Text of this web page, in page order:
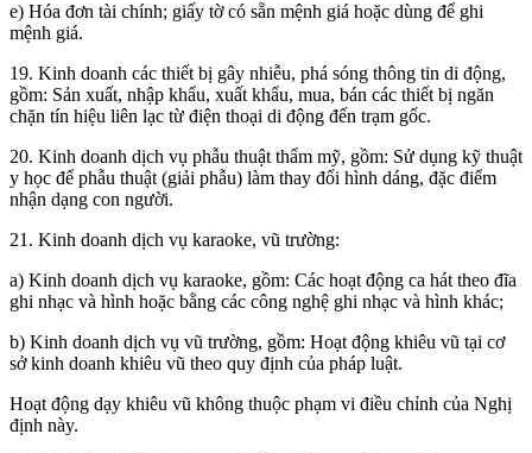
e) Hóa đơn tài chính; giấy tờ có sẵn mệnh giá hoặc dùng để ghi
mệnh giá.
19. Kinh doanh các thiết bị gây nhiễu, phá sóng thông tin di động,
gồm: Sản xuất, nhập khẩu, xuất khẩu, mua, bán các thiết bị ngăn
chặn tín hiệu liên lạc từ điện thoại di động đến trạm gốc.
20. Kinh doanh dịch vụ phẫu thuật thẩm mỹ, gồm: Sử dụng kỹ thuật
y học để phẫu thuật (giải phẫu) làm thay đổi hình dáng, đặc điểm
nhận dạng con người.
21. Kinh doanh dịch vụ karaoke, vũ trường:
a) Kinh doanh dịch vụ karaoke, gồm: Các hoạt động ca hát theo đĩa
ghi nhạc và hình hoặc bằng các công nghệ ghi nhạc và hình khác;
b) Kinh doanh dịch vụ vũ trường, gồm: Hoạt động khiêu vũ tại cơ
sở kinh doanh khiêu vũ theo quy định của pháp luật.
Hoạt động dạy khiêu vũ không thuộc phạm vi điều chỉnh của Nghị
định này.